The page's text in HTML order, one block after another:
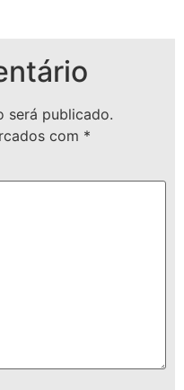
será publicado.
com *